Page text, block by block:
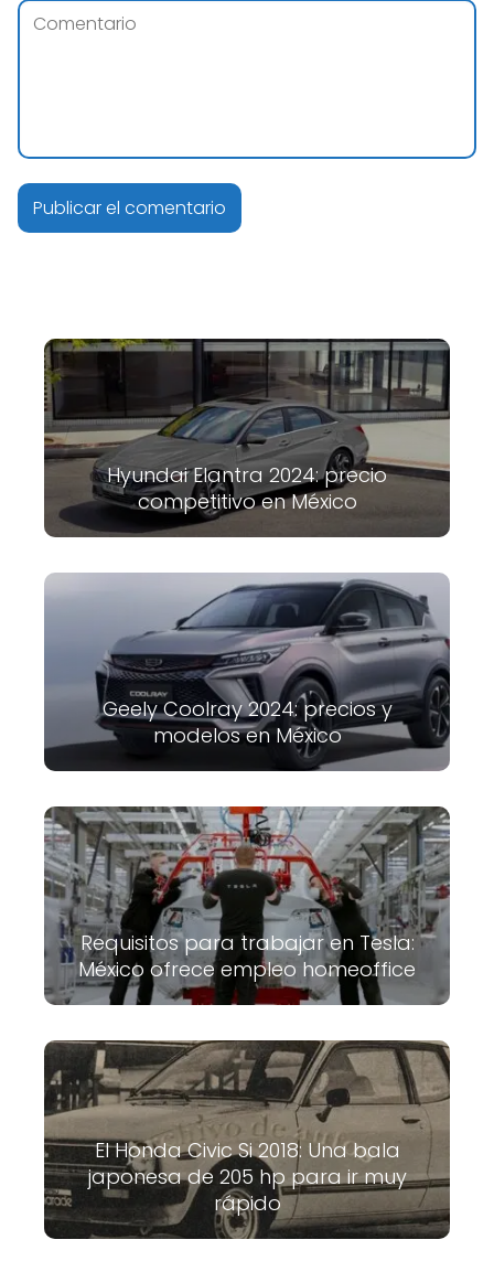
Hyundai Elantra 2024: precio
competitivo en México
Geely Coolray 2024: precios y
modelos en México
Requisitos para trabajar en Tesla:
México ofrece empleo homeoffice
El Honda Civic Si 2018: Una bala
japonesa de 205 hp para ir muy
rápido